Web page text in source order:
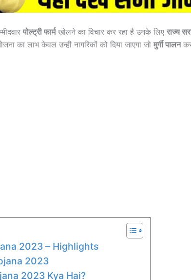
पोल्ट्री फार्मखोलने का विचार कर रहा है उनके लिए राज्य
का लाभ केवल उन्ही नागरिकों को दिया जाएगा जो मुर्गी पालन
2023 – Highlights
2023
2023 Kya Hai?